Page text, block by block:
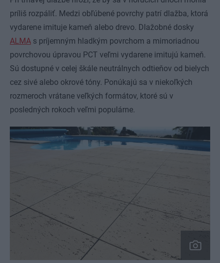
príliš rozpáliť. Medzi obľúbené povrchy patrí dlažba, ktorá
vydarene imituje kameň alebo drevo. Dlažobné dosky
ALMA s príjemným hladkým povrchom a mimoriadnou
povrchovou úpravou PCT veľmi vydarene imitujú kameň.
Sú dostupné v celej škále neutrálnych odtieňov od bielych
cez sivé alebo okrové tóny. Ponúkajú sa v niekoľkých
rozmeroch vrátane veľkých formátov, ktoré sú v
posledných rokoch veľmi populárne.